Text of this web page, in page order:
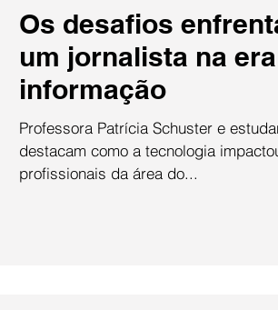
Os desafios
um jornalista na
informação
Professora Patrícia Schuster e
destacam como a tecnologia
profissionais da área do...